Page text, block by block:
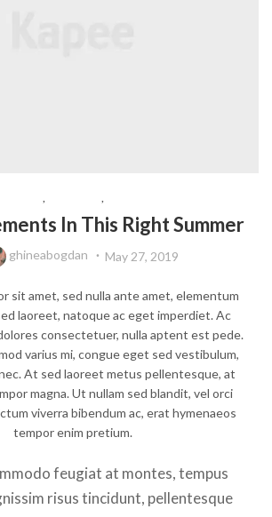
, ,
In This Right Summer
ghineabogdan May 27, 2019
sit amet, sed nulla ante amet, elementum
laoreet, natoque ac eget imperdiet. Ac
consectetuer, nulla aptent est pede.
varius mi, congue eget sed vestibulum,
At sed laoreet metus pellentesque, at
magna. Ut nullam sed blandit, vel orci
viverra bibendum ac, erat hymenaeos
tempor enim pretium.
feugiat at montes, tempus
risus tincidunt, pellentesque